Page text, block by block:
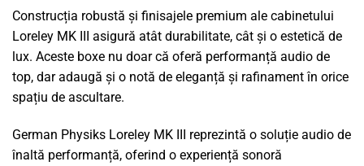
Construcția robustă și finisajele premium ale cabinetului
Loreley MK III asigură atât durabilitate, cât și o estetică de
lux. Aceste boxe nu doar că oferă performanță audio de
top, dar adaugă și o notă de eleganță și rafinament în orice
spațiu de ascultare.
German Physiks Loreley MK III reprezintă o soluție audio de
înaltă performanță, oferind o experiență sonoră